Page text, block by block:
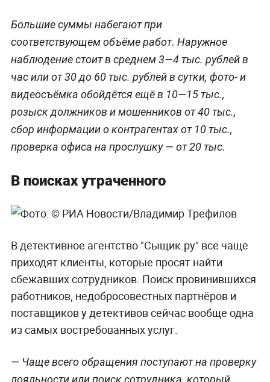
Большие суммы набегают при
соответствующем объёме работ. Наружное
наблюдение стоит в среднем 3—4 тыс. рублей в
час или от 30 до 60 тыс. рублей в сутки, фото- и
видеосъёмка обойдётся ещё в 10—15 тыс.,
розыск должников и мошенников от 40 тыс.,
сбор информации о контрагентах от 10 тыс.,
проверка офиса на прослушку — от 20 тыс.
В поисках утраченного
В детективное агентство "Сыщик.ру" всё чаще
приходят клиенты, которые просят найти
сбежавших сотрудников. Поиск провинившихся
работников, недобросовестных партнёров и
поставщиков у детективов сейчас вообще одна
из самых востребованных услуг.
— Чаще всего обращения поступают на проверку
лояльности или поиск сотрудника, который